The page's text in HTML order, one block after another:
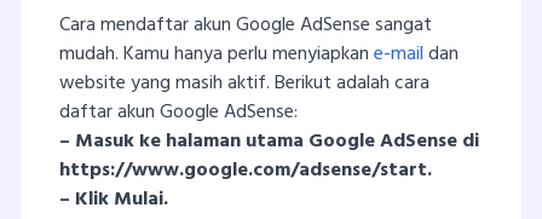
Cara mendaftar akun Google AdSense sangat
mudah. Kamu hanya perlu menyiapkane-maildan
website yang masih aktif. Berikut adalah cara
daftar akun Google AdSense:
– Masuk ke halaman utama Google AdSense di
https://www.google.com/adsense/start.
– Klik Mulai.